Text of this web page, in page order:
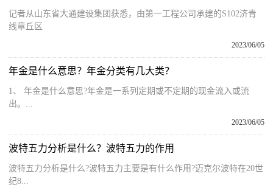
记者从山东省大通建设集团获悉，由第一工程公司承建的S102济青
线章丘区
2023/06/05
年金是什么意思？年金分类有几大类？
1、 年金是什么意思?年金是一系列定期或不定期的现金流入或流
出。...
2023/06/05
波特五力分析是什么？波特五力的作用
波特五力分析是什么?波特五力主要是有什么作用?迈克尔波特在20世
纪8...